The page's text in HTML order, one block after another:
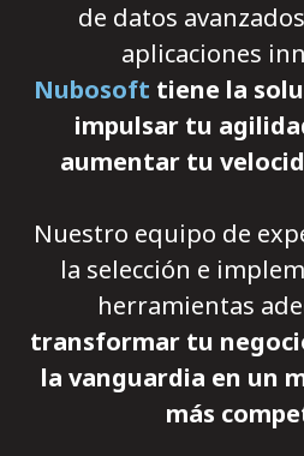
de datos
aplicaciones
Nubosoft tiene la
impulsar tu
aumentar tu
Nuestro equipo de
la selección e
herramientas
transformar tu
la vanguardia en un
más